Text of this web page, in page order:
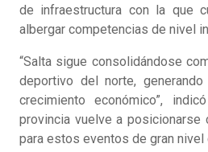
de infraestructura con la que
albergar competencias de nivel
“Salta sigue consolidándose
deportivo del norte,
crecimiento económico”,
provincia vuelve a posicionarse
para estos eventos de gran nivel